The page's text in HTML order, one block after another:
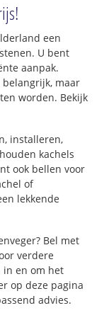
een
U bent
aanpak.
belangrijk, maar
worden. Bekijk
installeren,
kachels
ook bellen voor
of
lekkende
Bel met
verdere
in en om het
op deze pagina
advies.